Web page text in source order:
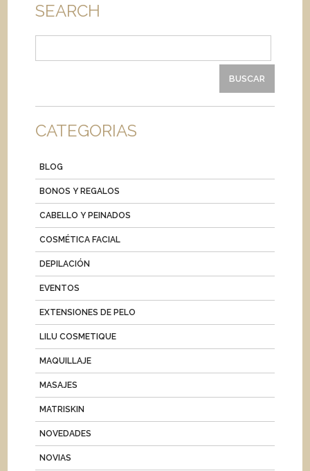
SEARCH
CATEGORIAS
BLOG
BONOS Y REGALOS
CABELLO Y PEINADOS
COSMÉTICA FACIAL
DEPILACIÓN
EVENTOS
EXTENSIONES DE PELO
LILU COSMETIQUE
MAQUILLAJE
MASAJES
MATRISKIN
NOVEDADES
NOVIAS